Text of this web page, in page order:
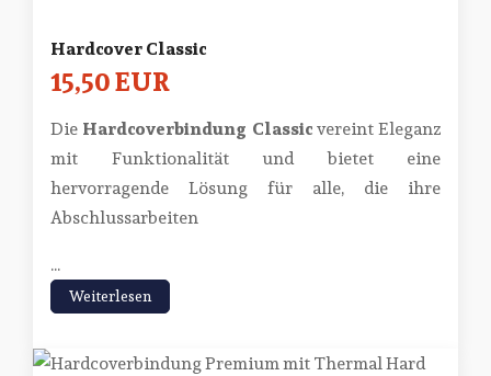
Hardcover Classic
15,50 EUR
Die Hardcoverbindung Classicvereint Eleganz
mit Funktionalität und bietet eine
hervorragende Lösung für alle, die ihre
Abschlussarbeiten
...
Weiterlesen